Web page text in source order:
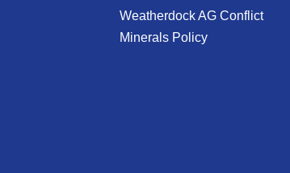
Weatherdock AG Conflict
Minerals Policy